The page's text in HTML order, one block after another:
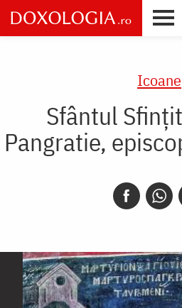
Skip
to
main
Icoane
Sfântul
Pangratie,